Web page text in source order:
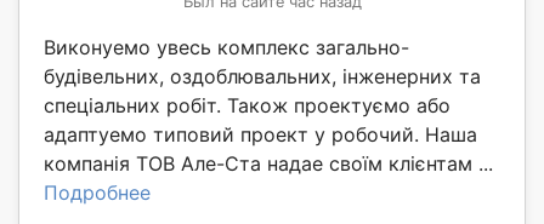
Виконуемо увесь комплекс загально-
будівельних, оздоблювальних, інженерних та
спеціальних робіт. Також проектуємо або
адаптуемо типовий проект у робочий. Наша
компанія ТОВ Але-Ста надае своїм клієнтам ...
Подробнее